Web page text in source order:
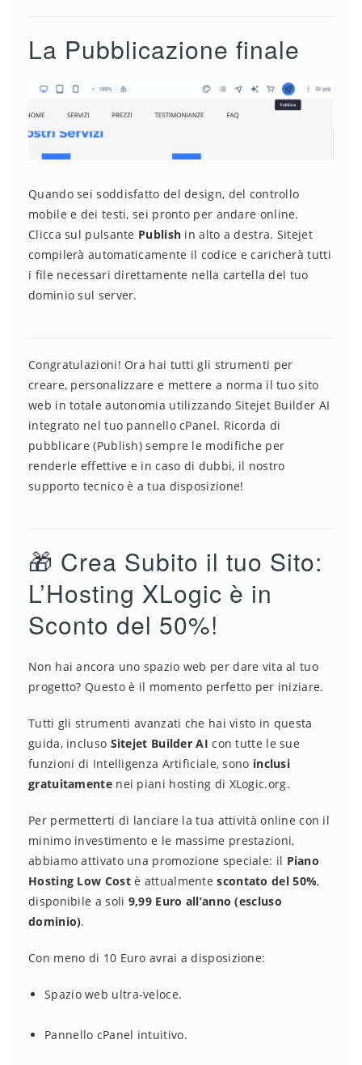
La Pubblicazione finale
Quando sei soddisfatto del design, del controllo
mobile e dei testi, sei pronto per andare online.
Clicca sul pulsante Publish in alto a destra. Sitejet
compilerà automaticamente il codice e caricherà tutti
i file necessari direttamente nella cartella del tuo
dominio sul server.
Congratulazioni! Ora hai tutti gli strumenti per
creare, personalizzare e mettere a norma il tuo sito
web in totale autonomia utilizzando Sitejet Builder AI
integrato nel tuo pannello cPanel. Ricorda di
pubblicare (Publish) sempre le modifiche per
renderle effettive e in caso di dubbi, il nostro
supporto tecnico è a tua disposizione!
🎁 Crea Subito il tuo Sito:
L’Hosting XLogic è in
Sconto del 50%!
Non hai ancora uno spazio web per dare vita al tuo
progetto? Questo è il momento perfetto per iniziare.
Tutti gli strumenti avanzati che hai visto in questa
guida, incluso Sitejet Builder AI con tutte le sue
funzioni di Intelligenza Artificiale, sono inclusi
gratuitamentenei piani hosting di XLogic.org.
Per permetterti di lanciare la tua attività online con il
minimo investimento e le massime prestazioni,
abbiamo attivato una promozione speciale: il Piano
Hosting Low Costè attualmentescontato del 50%,
disponibile a soli 9,99 Euro all’anno (escluso
dominio).
Con meno di 10 Euro avrai a disposizione:
Spazio web ultra-veloce.
Pannello cPanel intuitivo.